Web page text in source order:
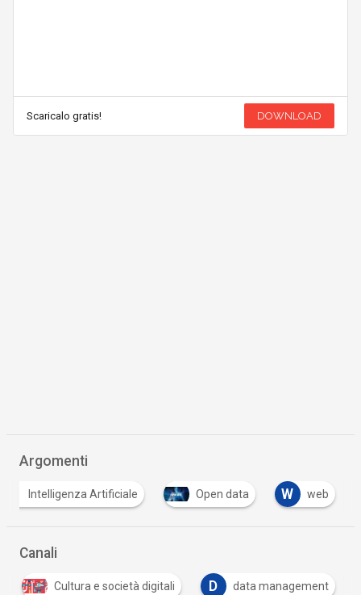
Scaricalo gratis! DOWNLOAD
Argomenti
Intelligenza Artificiale Open data W web
Canali
Cultura e società digitali D data management